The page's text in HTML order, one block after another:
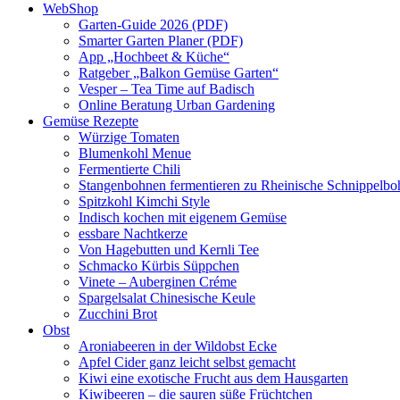
WebShop
Garten-Guide 2026 (PDF)
Smarter Garten Planer (PDF)
App „Hochbeet & Küche“
Ratgeber „Balkon Gemüse Garten“
Vesper – Tea Time auf Badisch
Online Beratung Urban Gardening
Gemüse Rezepte
Würzige Tomaten
Blumenkohl Menue
Fermentierte Chili
Stangenbohnen fermentieren zu Rheinische
Spitzkohl Kimchi Style
Indisch kochen mit eigenem Gemüse
essbare Nachtkerze
Von Hagebutten und Kernli Tee
Schmacko Kürbis Süppchen
Vinete – Auberginen Créme
Spargelsalat Chinesische Keule
Zucchini Brot
Obst
Aroniabeeren in der Wildobst Ecke
Apfel Cider ganz leicht selbst gemacht
Kiwi eine exotische Frucht aus dem Hausgarten
Kiwibeeren – die sauren süße Früchtchen